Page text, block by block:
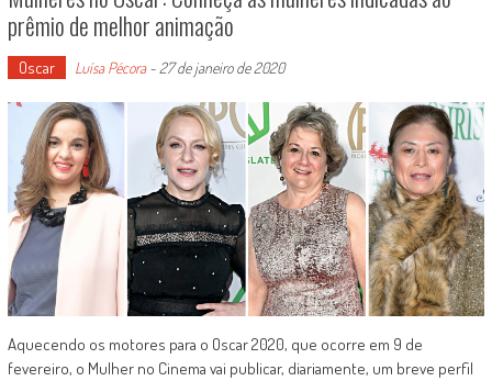
prêmio de melhor animação
Oscar Luísa Pécora- 27 de janeiro de 2020
Aquecendo os motores para o Oscar 2020, que ocorre em 9 de
fevereiro, o Mulher no Cinema vai publicar, diariamente, um breve perfil